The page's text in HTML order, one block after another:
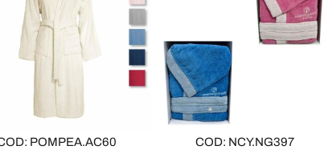
POMPEA.AC60 COD: NCY.NG397